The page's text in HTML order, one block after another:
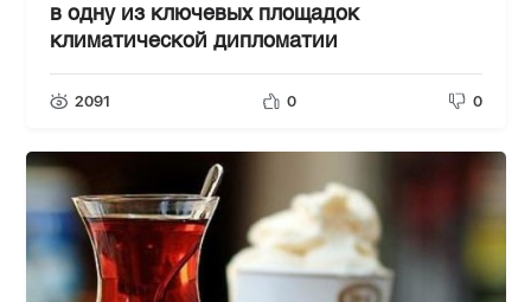
в одну из ключевых площадок
климатической дипломатии
2091 0 0